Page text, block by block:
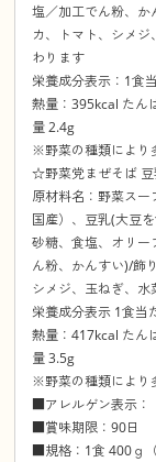
塩／加工でん粉、か
カ、トマト、シメ
わります
栄養成分表示：1食
熱量：395kcal たん
量 2.4g
※野菜の種類により
☆野菜党まぜそば
原材料名：野菜ス
国産）、豆乳(大豆
砂糖、食塩、オリ
ん粉、かんすい)/飾
シメジ、玉ねぎ、
栄養成分表示 1食当
熱量：417kcal たん
量 3.5g
※野菜の種類により
■アレルゲン表示
■賞味期限：90日
■規格：1食 400ｇ